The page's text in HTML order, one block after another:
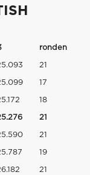
ronden
21
17
18
21
21
19
21